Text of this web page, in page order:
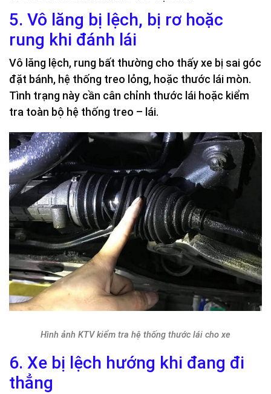
5. Vô lăng bị lệch, bị rơ hoặc
rung khi đánh lái
Vô lăng lệch, rung bất thường cho thấy xe bị sai góc
đặt bánh, hệ thống treo lỏng, hoặc thước lái mòn.
Tình trạng này cần cân chỉnh thước lái hoặc kiểm
tra toàn bộ hệ thống treo – lái.
Hình ảnh KTV kiểm tra hệ thống thước lái cho xe
6. Xe bị lệch hướng khi đang đi
thẳng